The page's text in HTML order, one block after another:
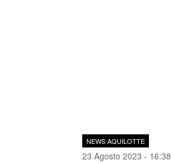
NEWS AQUILOTTE
23 Agosto 2023 - 16:38